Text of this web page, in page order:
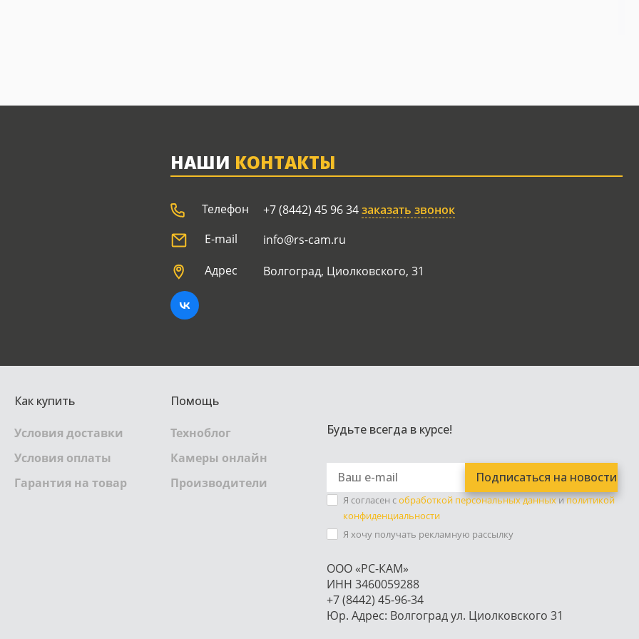
НАШИ КОНТАКТЫ
Телефон +7 (8442) 45 96 34заказать звонок
E-mail
info@rs-cam.ru
Адрес
Волгоград, Циолковского, 31
Как купить
Условия доставки
Условия оплаты
Гарантия на товар
Помощь
Техноблог
Камеры онлайн
Производители
Будьте всегда в курсе!
Я согласен собработкой персональных данныхиполитикой
конфиденциальности
Я хочу получать рекламную рассылку
ООО «РС-КАМ»
ИНН 3460059288
+7 (8442) 45-96-34
Юр. Адрес: Волгоград ул. Циолковского 31